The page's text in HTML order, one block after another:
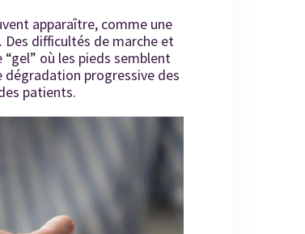
apparaître, comme une
difficultés de marche et
où les pieds semblent
dégradation progressive des
patients.